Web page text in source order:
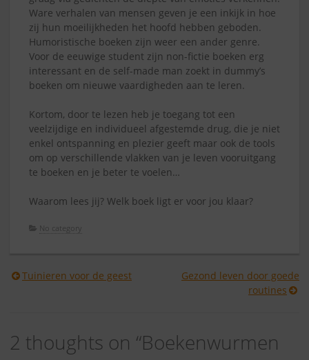
Ware verhalen van mensen geven je een inkijk in hoe
zij hun moeilijkheden het hoofd hebben geboden.
Humoristische boeken zijn weer een ander genre.
Voor de eeuwige student zijn non-fictie boeken erg
interessant en de self-made man zoekt in dummy’s
boeken om nieuwe vaardigheden aan te leren.
Kortom, door te lezen heb je toegang tot een
veelzijdige en individueel afgestemde drug, die je niet
enkel ontspanning en plezier geeft maar ook de tools
om op verschillende vlakken van je leven vooruitgang
te boeken en je beter te voelen…
Waarom lees jij? Welk boek ligt er voor jou klaar?
No category
Berichtnavigatie
Tuinieren voor de geest
Gezond leven door goede
routines
2 thoughts on “Boekenwurmen